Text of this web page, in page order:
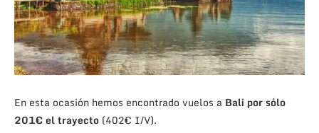
En esta ocasión hemos encontrado vuelos a Bali por sólo
201€ el trayecto (402€ I/V).